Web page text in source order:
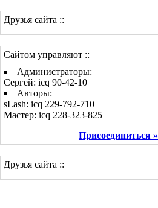
Друзья сайта ::
Сайтом управляют ::
Администраторы:
Сергей: icq 90-42-10
Авторы:
sLash: icq 229-792-710
Мастер: icq 228-323-825
Присоединиться »
Друзья сайта ::